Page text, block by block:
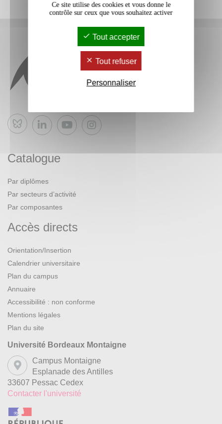
Bluesky
Catalogue
Par diplômes
Par secteurs d’activité
Par composantes
Accès directs
Orientation/Insertion
Calendrier universitaire
Plan du campus
Annuaire
Accessibilité : non conforme
Mentions légales
Plan du site
Université Bordeaux Montaigne
Campus Montaigne
Esplanade des Antilles
33607 Pessac Cedex
Contacter l'université
Ce site utilise des cookies et vous donne le
contrôle sur ceux que vous souhaitez activer
Tout accepter
Tout refuser
Personnaliser